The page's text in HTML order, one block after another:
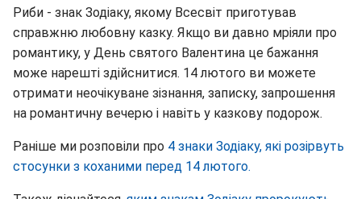
Риби - знак Зодіаку, якому Всесвіт приготував
справжню любовну казку. Якщо ви давно мріяли про
романтику, у День святого Валентина це бажання
може нарешті здійснитися. 14 лютого ви можете
отримати неочікуване зізнання, записку, запрошення
на романтичну вечерю і навіть у казкову подорож.
Раніше ми розповіли про 4 знаки Зодіаку, які розірвуть
стосунки з коханими перед 14 лютого.